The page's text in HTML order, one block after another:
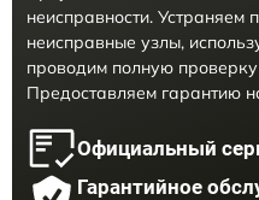
неисправности. Устраняем
неисправные узлы,
проводим полную
Предоставляем гарантию
Официальный
Гарантийное